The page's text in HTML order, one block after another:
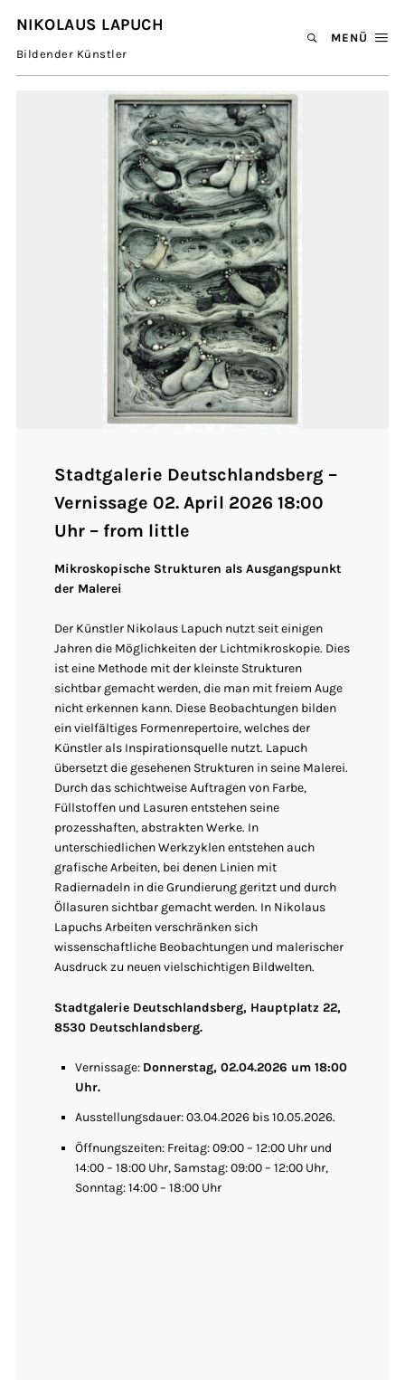
NIKOLAUS LAPUCH
Bildender Künstler
MENÜ
Stadtgalerie Deutschlandsberg –
Vernissage 02. April 2026 18:00
Uhr – from little
Mikroskopische Strukturen als Ausgangspunkt
der Malerei
Der Künstler Nikolaus Lapuch nutzt seit einigen
Jahren die Möglichkeiten der Lichtmikroskopie. Dies
ist eine Methode mit der kleinste Strukturen
sichtbar gemacht werden, die man mit freiem Auge
nicht erkennen kann. Diese Beobachtungen bilden
ein vielfältiges Formenrepertoire, welches der
Künstler als Inspirationsquelle nutzt. Lapuch
übersetzt die gesehenen Strukturen in seine Malerei.
Durch das schichtweise Auftragen von Farbe,
Füllstoffen und Lasuren entstehen seine
prozesshaften, abstrakten Werke. In
unterschiedlichen Werkzyklen entstehen auch
grafische Arbeiten, bei denen Linien mit
Radiernadeln in die Grundierung geritzt und durch
Öllasuren sichtbar gemacht werden. In Nikolaus
Lapuchs Arbeiten verschränken sich
wissenschaftliche Beobachtungen und malerischer
Ausdruck zu neuen vielschichtigen Bildwelten.
Stadtgalerie Deutschlandsberg, Hauptplatz 22,
8530 Deutschlandsberg.
Vernissage: Donnerstag, 02.04.2026 um 18:00
Uhr.
Ausstellungsdauer: 03.04.2026 bis 10.05.2026.
Öffnungszeiten: Freitag: 09:00 – 12:00 Uhr und
14:00 – 18:00 Uhr, Samstag: 09:00 – 12:00 Uhr,
Sonntag: 14:00 – 18:00 Uhr